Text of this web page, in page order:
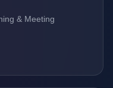
& Meeting